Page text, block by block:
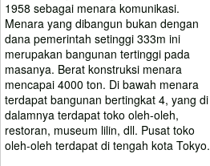
1958 sebagai menara komunikasi.
Menara yang dibangun bukan dengan
dana pemerintah setinggi 333m ini
merupakan bangunan tertinggi pada
masanya. Berat konstruksi menara
mencapai 4000 ton. Di bawah menara
terdapat bangunan bertingkat 4, yang di
dalamnya terdapat toko oleh-oleh,
restoran, museum lilin, dll. Pusat toko
oleh-oleh terdapat di tengah kota Tokyo.